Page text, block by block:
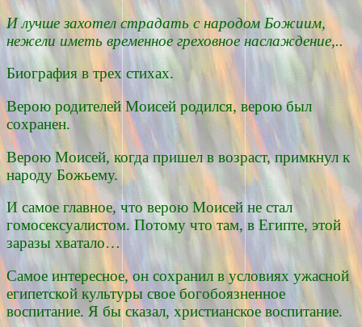
И лучше захотел страдать с народом Божиим,
нежели иметь временное греховное наслаждение,..
Биография в трех стихах.
Верою родителей Моисей родился, верою был
сохранен.
Верою Моисей, когда пришел в возраст, примкнул к
народу Божьему.
И самое главное, что верою Моисей не стал
гомосексуалистом. Потому что там, в Египте, этой
заразы хватало…
Самое интересное, он сохранил в условиях ужасной
египетской культуры свое богобоязненное
воспитание. Я бы сказал, христианское воспитание.